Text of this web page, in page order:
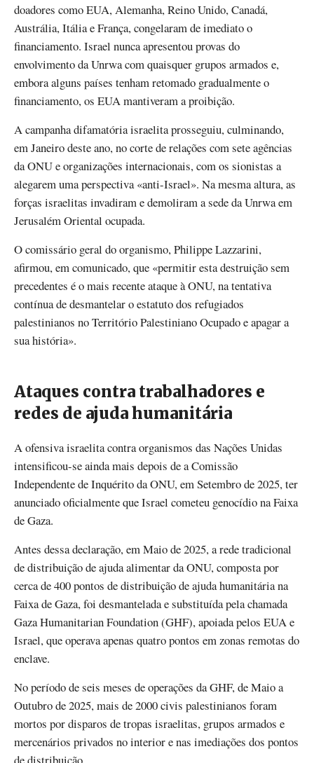
doadores como EUA, Alemanha, Reino Unido, Canadá,
Austrália, Itália e França, congelaram de imediato o
financiamento. Israel nunca apresentou provas do
envolvimento da Unrwa com quaisquer grupos armados e,
embora alguns países tenham retomado gradualmente o
financiamento, os EUA mantiveram a proibição.
A campanha difamatória israelita prosseguiu, culminando,
em Janeiro deste ano, no corte de relações com sete agências
da ONU e organizações internacionais, com os sionistas a
alegarem uma perspectiva «anti-Israel». Na mesma altura, as
forças israelitas invadiram e demoliram a sede da Unrwa em
Jerusalém Oriental ocupada.
O comissário geral do organismo, Philippe Lazzarini,
afirmou, em comunicado, que «permitir esta destruição sem
precedentes é o mais recente ataque à ONU, na tentativa
contínua de desmantelar o estatuto dos refugiados
palestinianos no Território Palestiniano Ocupado e apagar a
sua história».
Ataques contra trabalhadores e
redes de ajuda humanitária
A ofensiva israelita contra organismos das Nações Unidas
intensificou-se ainda mais depois de a Comissão
Independente de Inquérito da ONU, em Setembro de 2025, ter
anunciado oficialmente que Israel cometeu genocídio na Faixa
de Gaza.
Antes dessa declaração, em Maio de 2025, a rede tradicional
de distribuição de ajuda alimentar da ONU, composta por
cerca de 400 pontos de distribuição de ajuda humanitária na
Faixa de Gaza, foi desmantelada e substituída pela chamada
Gaza Humanitarian Foundation (GHF), apoiada pelos EUA e
Israel, que operava apenas quatro pontos em zonas remotas do
enclave.
No período de seis meses de operações da GHF, de Maio a
Outubro de 2025, mais de 2000 civis palestinianos foram
mortos por disparos de tropas israelitas, grupos armados e
mercenários privados no interior e nas imediações dos pontos